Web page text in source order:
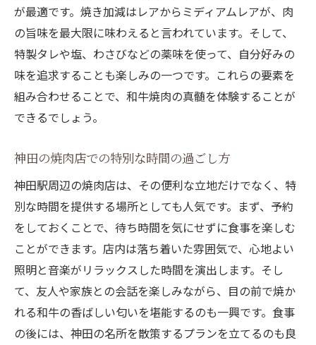
が最適です。焼き加減はレアからミディアムレアが、肉
の旨味を最大限に味わえると言われています。そして、
特製タレや塩、わさびなどの薬味を使って、自分好みの
味を追求することも楽しみの一つです。これらの要素を
組み合わせることで、和牛焼肉の真髄を体験することが
できるでしょう。
神田の焼肉店での特別な時間の過ごし方
神田駅周辺の焼肉店は、その便利な立地だけでなく、特
別な時間を提供する場所としても人気です。まず、予約
をしておくことで、待ち時間を気にせずに食事を楽しむ
ことができます。店内は落ち着いた雰囲気で、心地よい
照明と音楽がリラックスした時間を演出します。そし
て、友人や家族との会話を楽しみながら、目の前で焼か
れる和牛の香ばしい匂いを堪能するのも一興です。食事
の後には、神田の名所を散策するプランを立てるのも良